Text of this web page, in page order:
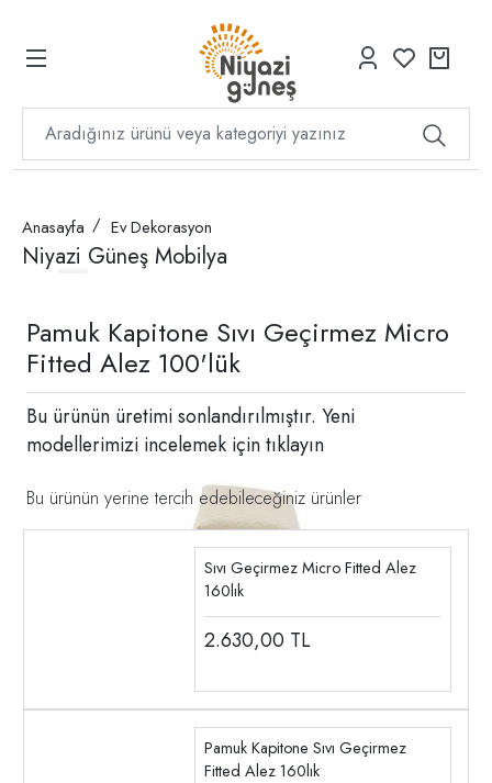
Anasayfa Ev Dekorasyon
Niyazi Güneş Mobilya
Pamuk Kapitone Sıvı Geçirmez Micro
Fitted Alez 100'lük
Bu ürünün üretimi sonlandırılmıştır. Yeni
modellerimizi incelemek içintıklayın
Bu ürünün yerine tercih edebileceğiniz ürünler
Sıvı Geçirmez Micro Fitted Alez
160lık
2.630,00 TL
Pamuk Kapitone Sıvı Geçirmez
Fitted Alez 160lık